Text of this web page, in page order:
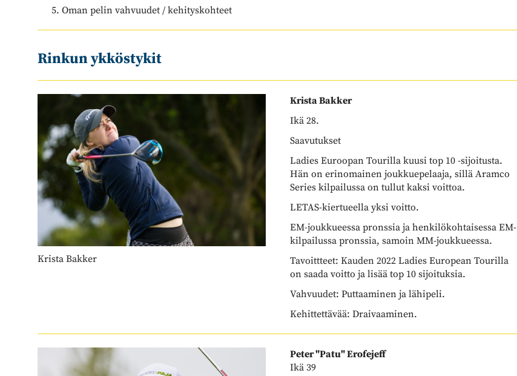
Oman pelin vahvuudet / kehityskohteet
Rinkun ykköstykit
Krista Bakker
Krista Bakker
Ikä 28.
Saavutukset
Ladies Euroopan Tourilla kuusi top 10 -sijoitusta.
Hän on erinomainen joukkuepelaaja, sillä Aramco
Series kilpailussa on tullut kaksi voittoa.
LETAS-kiertueella yksi voitto.
EM-joukkueessa pronssia ja henkilökohtaisessa EM-
kilpailussa pronssia, samoin MM-joukkueessa.
Tavoittteet: Kauden 2022 Ladies European Tourilla
on saada voitto ja lisää top 10 sijoituksia.
Vahvuudet: Puttaaminen ja lähipeli.
Kehittettävää: Draivaaminen.
Peter "Patu" Erofejeff
​​​​​​​Ikä 39